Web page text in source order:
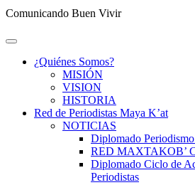
Comunicando Buen Vivir
¿Quiénes Somos?
MISIÓN
VISION
HISTORIA
Red de Periodistas Maya K’at
NOTICIAS
Diplomado
RED MAXTAKOB’
Diplomado Ciclo de
Periodistas